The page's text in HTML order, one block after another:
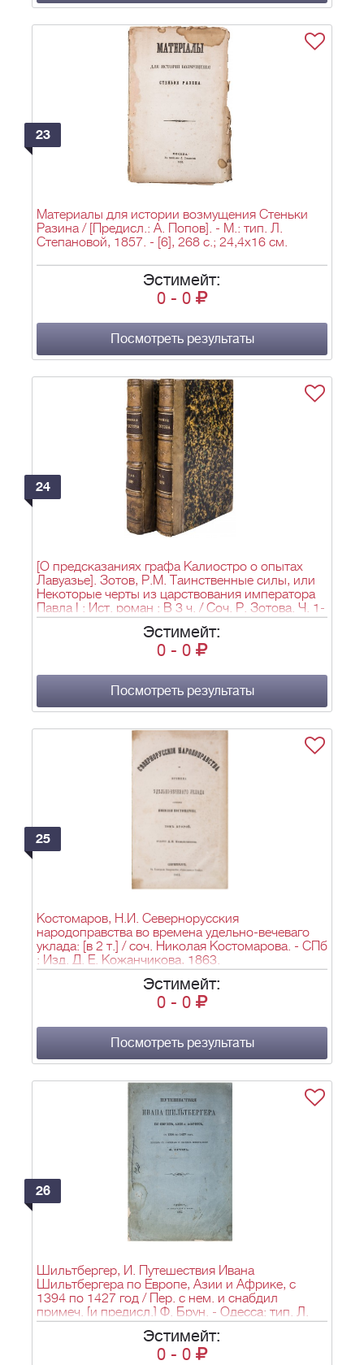
23
Материалы для истории возмущения Стеньки
Разина / [Предисл.: А. Попов]. - М.: тип. Л.
Степановой, 1857. - [6], 268 с.; 24,4х16 см.
Эстимейт:
0 - 0
Посмотреть результаты
24
[О предсказаниях графа Калиостро о опытах
Лавуазье]. Зотов, Р.М. Таинственные силы, или
Некоторые черты из царствования императора
Павла I : Ист. роман : В 3 ч. / Соч. Р. Зотова. Ч. 1-
3. - СПб.: тип. Эдуарда Веймара, 1859.
Эстимейт:
0 - 0
Посмотреть результаты
25
Костомаров, Н.И. Севернорусския
народоправства во времена удельно-вечеваго
уклада: [в 2 т.] / соч. Николая Костомарова. - СПб
: Изд. Д. Е. Кожанчикова, 1863.
Эстимейт:
0 - 0
Посмотреть результаты
26
Шильтбергер, И. Путешествия Ивана
Шильтбергера по Европе, Азии и Африке, с
1394 по 1427 год / Пер. с нем. и снабдил
примеч. [и предисл.] Ф. Брун. - Одесса: тип. Л.
Нитче, 1866 (обл. 1867). - V, 157 с.; 27,5х19 см.
Эстимейт:
0 - 0